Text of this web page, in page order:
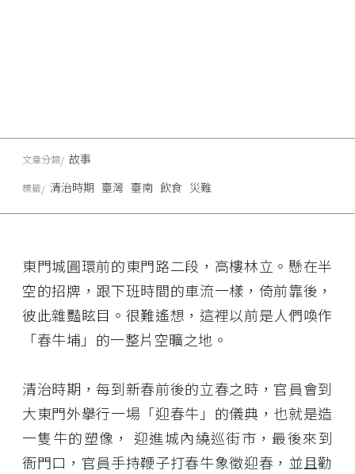
東門城圓環前的東門路二段，高樓林立。懸在半
空的招牌，跟下班時間的車流一樣，倚前靠後，
彼此雜豔眩目。很難遙想，這裡以前是人們喚作
「春牛埔」的一整片空曠之地。
清治時期，每到新春前後的立春之時，官員會到
大東門外擧行一場「迎春牛」的儀典，也就是造
一隻牛的塑像， 迎進城內繞巡街市，最後來到
衙門口，官員手持鞭子打春牛象徵迎春，並且勸
文章分類 故事
標籤 清治時期 臺灣 臺南 飲食 災難